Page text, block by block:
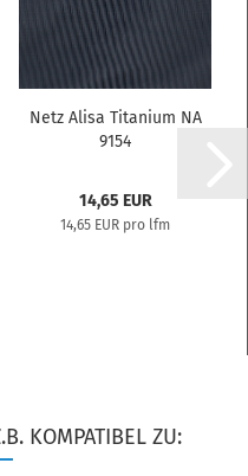
Netz Alisa Titanium NA
9154
14,65 EUR
14,65 EUR pro lfm
KOMPATIBEL ZU: